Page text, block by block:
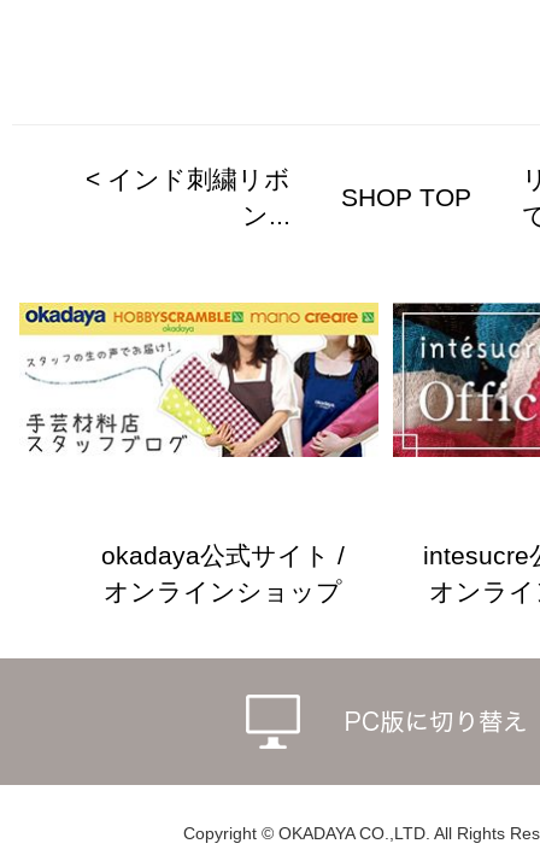
< インド刺繍リボ
ン...
SHOP TOP
okadaya公式サイト /
オンラインショップ
intesucre
オンラ
Copyright © OKADAYA CO.,LTD. All Rights